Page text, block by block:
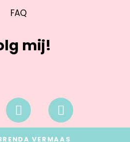
FAQ
mij!
VERMAAS